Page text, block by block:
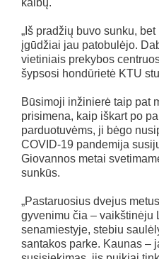
kalbų.
„Iš pradžių buvo sunku,
įgūdžiai jau patobulėjo.
vietiniais prekybos
šypsosi hondūrietė KTU
Būsimoji inžinierė taip pat
prisimena, kaip iškart po
parduotuvėms, ji bėgo
COVID-19 pandemija
Giovannos metai
sunkūs.
„Pastaruosius dvejus
gyvenimu čia – vaikštinėju
senamiestyje, stebiu
santakos parke. Kaunas –